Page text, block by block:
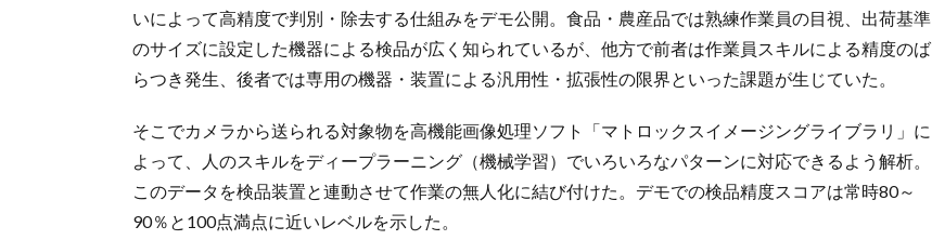
いによって高精度で判別・除去する仕組みをデモ公開。食品・農産品では熟練作業員の目視、出荷基準
のサイズに設定した機器による検品が広く知られているが、他方で前者は作業員スキルによる精度のば
らつき発生、後者では専用の機器・装置による汎用性・拡張性の限界といった課題が生じていた。
そこでカメラから送られる対象物を高機能画像処理ソフト「マトロックスイメージングライブラリ」に
よって、人のスキルをディープラーニング（機械学習）でいろいろなパターンに対応できるよう解析。
このデータを検品装置と連動させて作業の無人化に結び付けた。デモでの検品精度スコアは常時80～
90％と100点満点に近いレベルを示した。